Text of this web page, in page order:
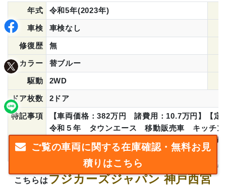
年式 令和5年(2023年)
車検 車検なし
修復歴 無
カラー 替ブルー
駆動 2WD
ドア枚数 2ドア
特記事項
【車両価格：382万円 諸費用：10.7万円】【
令和５年 タウンエース 移動販売車 キッチ
ガス給湯器 非接触スイッチ ホシザキ冷凍
全国登録納車承ります。お気軽にお問い合わ
こちらはフジカーズジャパン 神戸西宮
ご覧の車両に関する在庫確認・無料お見
積りはこちら